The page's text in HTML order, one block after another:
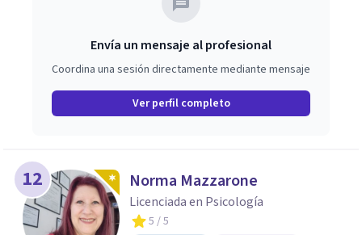
Envía un mensaje al profesional
Coordina una sesión directamente mediante mensaje
Ver perfil completo
12 Norma Mazzarone
Licenciada en Psicología
5 / 5